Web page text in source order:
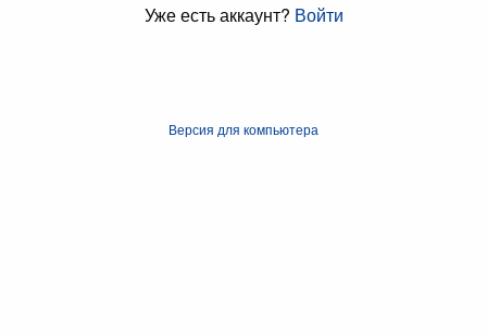
Уже есть аккаунт? Войти
Версия для компьютера